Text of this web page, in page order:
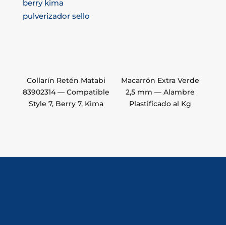
Collarín Retén Matabi
83902314 — Compatible
Style 7, Berry 7, Kima
Macarrón Extra Verde
2,5 mm — Alambre
Plastificado al Kg